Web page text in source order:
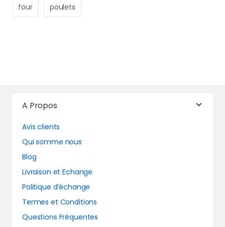
four poulets
A Propos
Avis clients
Qui somme nous
Blog
Livraison et Echange
Politique d’échange
Termes et Conditions
Questions Fréquentes